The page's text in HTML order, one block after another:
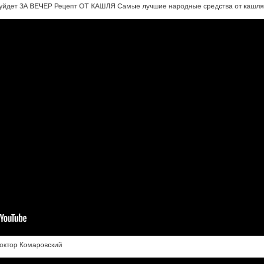
ЗА ВЕЧЕР Рецепт ОТ КАШЛЯ Самые лучшие народные средства от кашля
Комаровский